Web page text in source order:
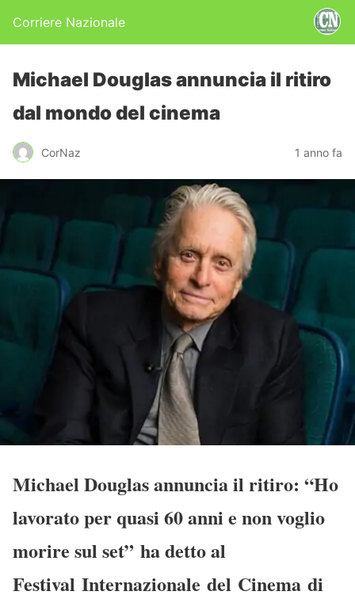
Corriere Nazionale
Michael Douglas annuncia il ritiro
dal mondo del cinema
CorNaz 1 anno fa
Michael Douglas annuncia il ritiro: “Ho
lavorato per quasi 60 anni e non voglio
morire sul set” ha detto al
Festival Internazionale del Cinema di